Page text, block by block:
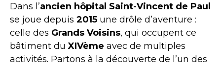
Dans l’ancien hôpital Saint-Vincent de Paul
se joue depuis 2015 une drôle d’aventure :
celle des Grands Voisins, qui occupent ce
bâtiment duXIVème avec de multiples
activités. Partons à la découverte de l’un des